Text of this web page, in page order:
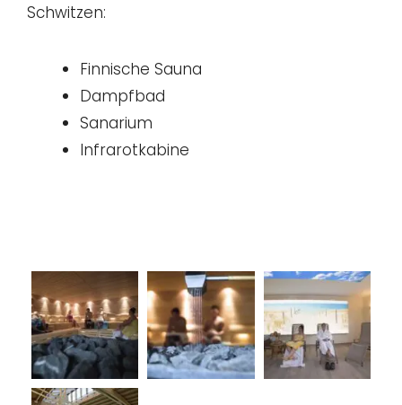
Schwitzen:
Finnische Sauna
Dampfbad
Sanarium
Infrarotkabine